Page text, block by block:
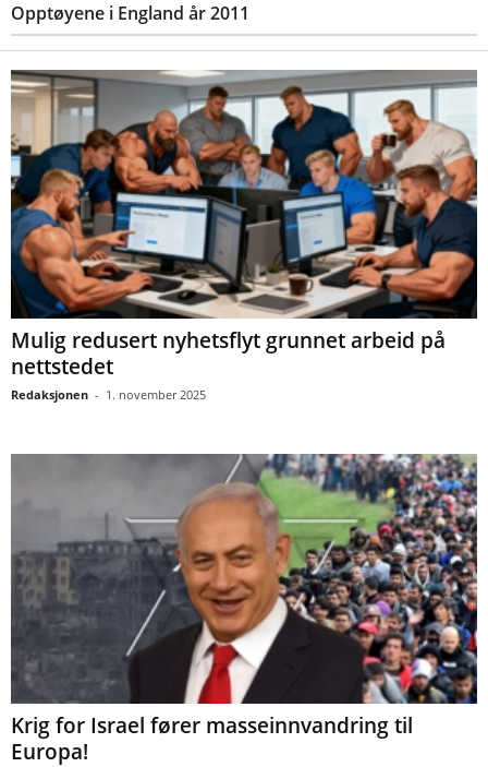
Opptøyene i England år 2011
Mulig redusert nyhetsflyt grunnet arbeid på
nettstedet
Redaksjonen - 1. november 2025
Krig for Israel fører masseinnvandring til
Europa!